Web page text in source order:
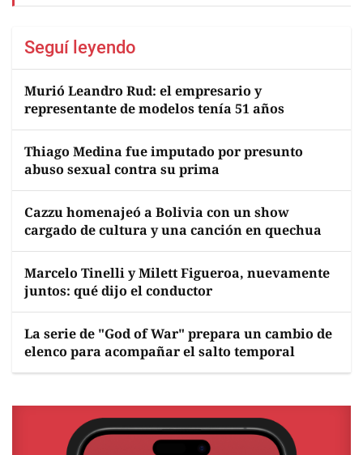
Seguí leyendo
Murió Leandro Rud: el empresario y
representante de modelos tenía 51 años
Thiago Medina fue imputado por presunto
abuso sexual contra su prima
Cazzu homenajeó a Bolivia con un show
cargado de cultura y una canción en quechua
Marcelo Tinelli y Milett Figueroa, nuevamente
juntos: qué dijo el conductor
La serie de "God of War" prepara un cambio de
elenco para acompañar el salto temporal